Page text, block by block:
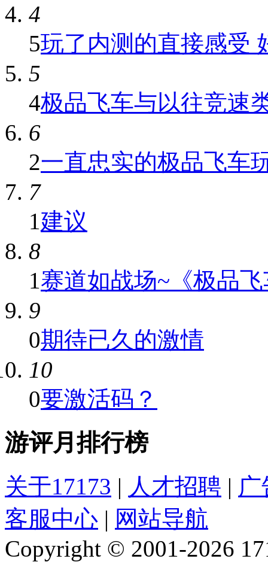
4
5玩了内测的直接感受
5
4极品飞车与以往竞速
6
2一直忠实的极品飞车
7
1 建议
8
1 赛道如战场~《极品
9
0期待已久的激情
10
0要激活码？
游评月排行榜
关于17173 | 人才招聘 |
客服中心 | 网站导航
Copyright © 2001-2026